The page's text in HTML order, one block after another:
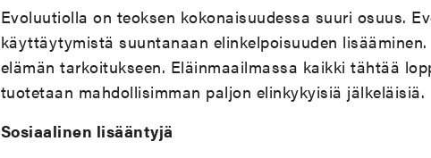
Evoluutiolla on teoksen kokonaisuudessa suuri osuus.
käyttäytymistä suuntanaan elinkelpoisuuden
elämän tarkoitukseen. Eläinmaailmassa kaikki tähtää
tuotetaan mahdollisimman paljon elinkykyisiä jälkeläisiä.
Sosiaalinen lisääntyjä